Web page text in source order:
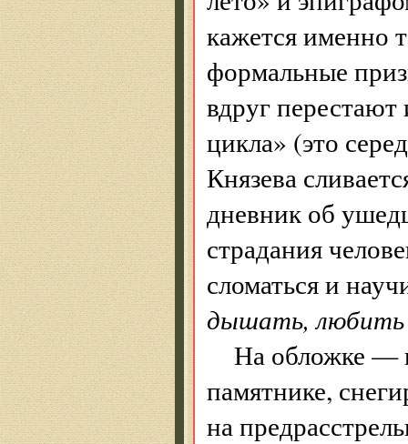
кажется именно
формальные
вдруг
цикла» (это
Князева
дневник об
страдания
сломаться и
дышать, любить
На обложке —
памятнике,
на